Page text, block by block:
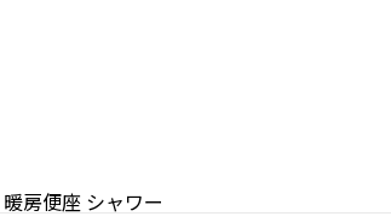
暖房便座 シャワー